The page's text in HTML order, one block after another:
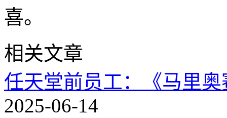
喜。
相关文章
任天堂前员工：《马里
2025-06-14